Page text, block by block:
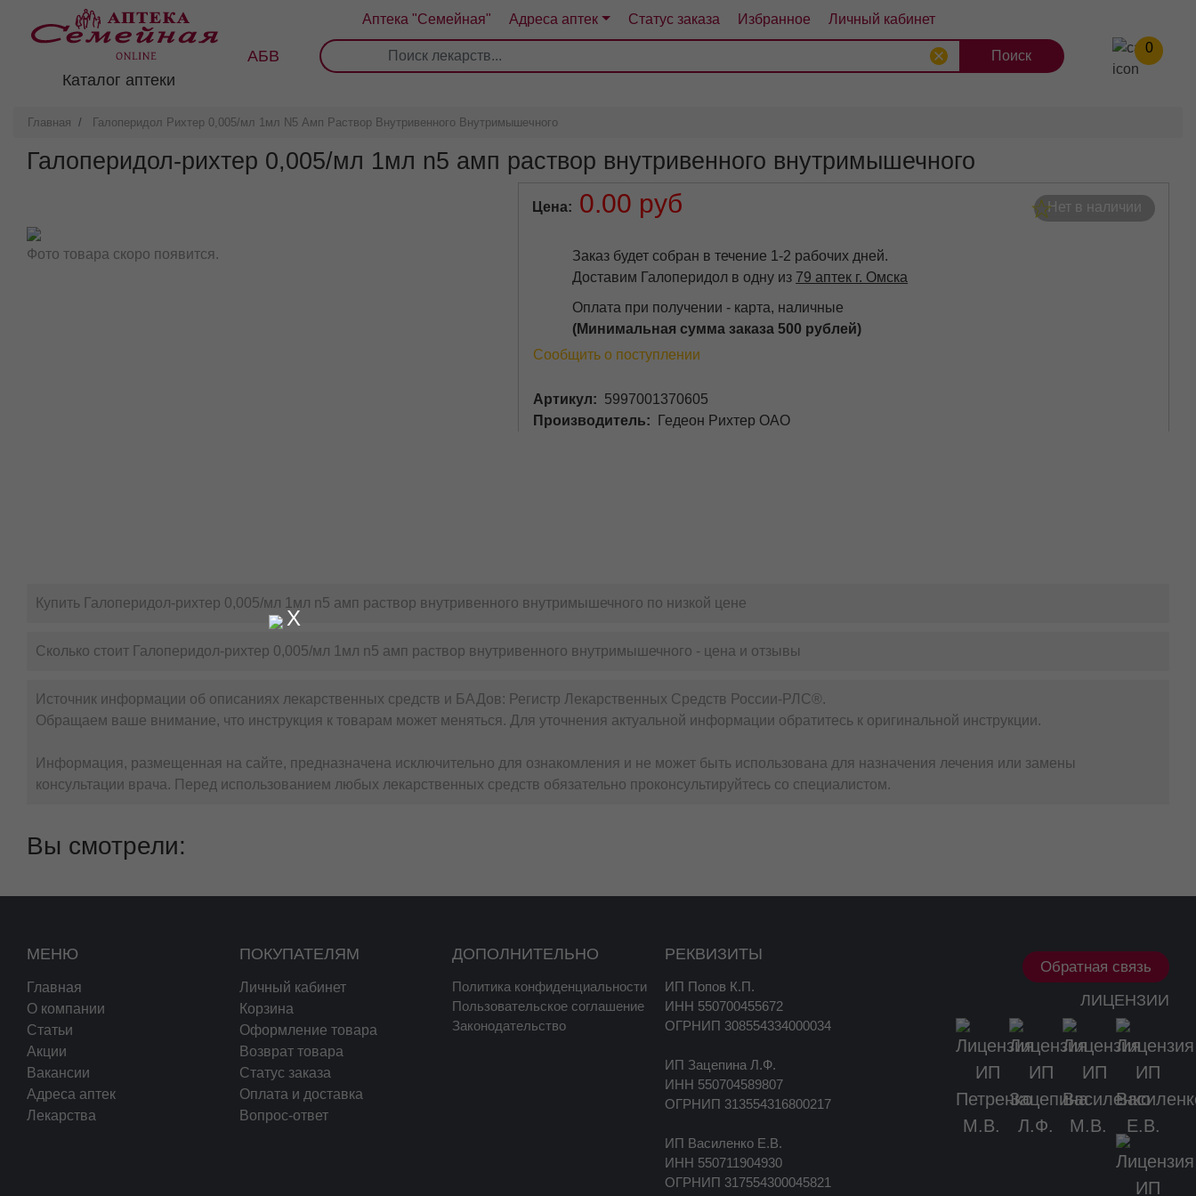
содержанию
Аптека "Семейная" Адреса аптек Статус заказа Избранное Личный кабинет
Каталог аптеки
АБВ 0
2 4 10
Главная Галоперидол Рихтер 0,005/мл 1мл N5 Амп Раствор Внутривенного Внутримышечного
Галоперидол-рихтер 0,005/мл 1мл n5 амп раствор внутривенного внутримышечного
Цена 0.00 руб Нет в наличии
Заказ будет собран в течение 1-2 рабочих дней.
Доставим Галоперидол в одну из 79 аптек г. Омска
Оплата при получении - карта, наличные
(Минимальная сумма заказа 500 рублей)
Сообщить о поступлении
Артикул
5997001370605
Производитель
Гедеон Рихтер ОАО
Фото товара скоро появится.
Купить Галоперидол-рихтер 0,005/мл 1мл n5 амп раствор внутривенного внутримышечного по низкой цене
Сколько стоит Галоперидол-рихтер 0,005/мл 1мл n5 амп раствор внутривенного внутримышечного - цена и отзывы
Источник информации об описаниях лекарственных средств и БАДов: Регистр Лекарственных Средств России-РЛС®.
Обращаем ваше внимание, что инструкция к товарам может меняться. Для уточнения актуальной информации обратитесь к оригинальной инструкции.
Информация, размещенная на сайте, предназначена исключительно для ознакомления и не может быть использована для назначения лечения или замены
консультации врача. Перед использованием любых лекарственных средств обязательно проконсультируйтесь со специалистом.
X
Вы смотрели:
МЕНЮ
Главная
О компании
Статьи
Акции
Вакансии
Адреса аптек
Лекарства
ПОКУПАТЕЛЯМ
Личный кабинет
Корзина
Оформление товара
Возврат товара
Статус заказа
Оплата и доставка
Вопрос-ответ
ДОПОЛНИТЕЛЬНО
Политика конфиденциальности
Пользовательское соглашение
Законодательство
РЕКВИЗИТЫ
ИП Попов К.П.
ИНН 550700455672
ОГРНИП 308554334000034
ИП Зацепина Л.Ф.
ИНН 550704589807
ОГРНИП 313554316800217
ИП Василенко Е.В.
ИНН 550711904930
ОГРНИП 317554300045821
Обратная связь
ЛИЦЕНЗИИ